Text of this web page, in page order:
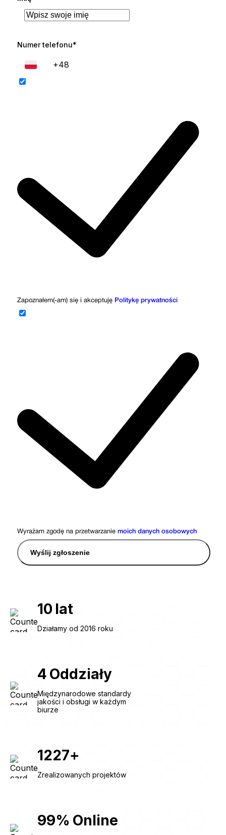
Numer telefonu*
Zapoznałem(-am) się i akceptuję Politykę prywatności
Wyrażam zgodę na przetwarzanie moich danych osobowych
Wyślij zgłoszenie
10 lat
Działamy od 2016 roku
4 Oddziały
Międzynarodowe standardy
jakości i obsługi w każdym
biurze
1227+
Zrealizowanych projektów
99% Online